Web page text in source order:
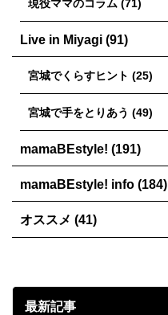
現役ママのコラム (71)
Live in Miyagi (91)
宮城でくらすヒント (25)
宮城で手をとりあう (49)
mamaBEstyle! (191)
mamaBEstyle! info (184)
オススメ (41)
最新記事